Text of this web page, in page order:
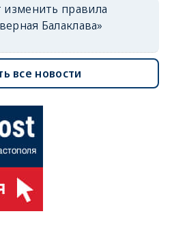
правила
Балаклава»
все новости